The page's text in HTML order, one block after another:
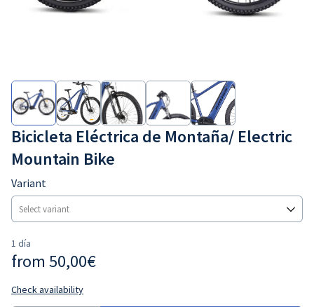
Bicicleta Eléctrica de Montaña/ Electric
Mountain Bike
Variant